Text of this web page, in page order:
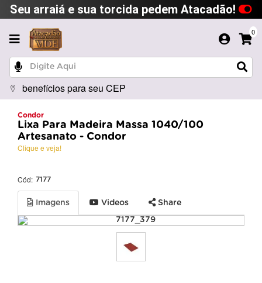
Seu arraiá e sua torcida pedem Atacadão!
0
benefícios para seu CEP
Condor
Lixa Para Madeira Massa 1040/100
Artesanato - Condor
Clique e veja!
Cód: 7177
Imagens Videos Share